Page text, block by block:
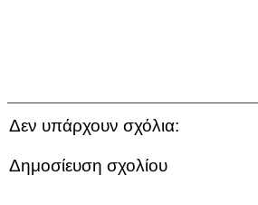
Δεν υπάρχουν σχόλια:
Δημοσίευση σχολίου